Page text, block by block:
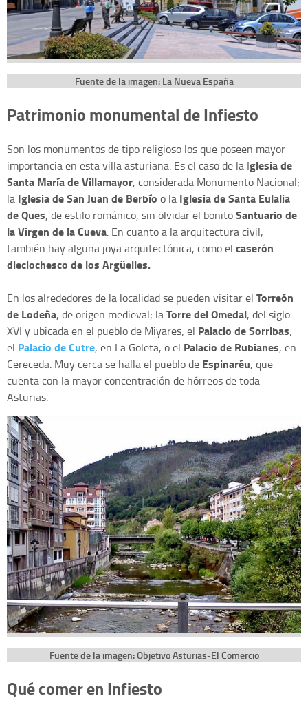
Fuente de la imagen: La Nueva España
Patrimonio monumental de Infiesto
Son los monumentos de tipo religioso los que poseen mayor
importancia en esta villa asturiana. Es el caso de la Iglesia de
Santa María de Villamayor, considerada Monumento Nacional;
la Iglesia de San Juan de Berbío o la Iglesia de Santa Eulalia
de Ques, de estilo románico, sin olvidar el bonitoSantuario de
la Virgen de la Cueva. En cuanto a la arquitectura civil,
también hay alguna joya arquitectónica, como el caserón
dieciochesco de los Argüelles.
En los alrededores de la localidad se pueden visitar el Torreón
de Lodeña, de origen medieval; laTorre del Omedal, del siglo
XVI y ubicada en el pueblo de Miyares; el Palacio de Sorribas;
el Palacio de Cutre, en La Goleta, o el Palacio de Rubianes, en
Cereceda. Muy cerca se halla el pueblo de Espinaréu, que
cuenta con la mayor concentración de hórreos de toda
Asturias.
Fuente de la imagen: Objetivo Asturias-El Comercio
Qué comer en Infiesto